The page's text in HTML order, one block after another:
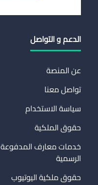
الدعم و التواصل
عن المنصة
تواصل معنا
سياسة الاستخدام
حقوق الملكية
خدمات معارف المدفوعة
الرسمية
حقوق ملكية اليوتيوب